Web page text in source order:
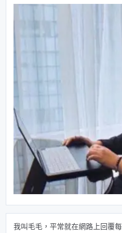
我叫毛毛，平常就在網路上回覆